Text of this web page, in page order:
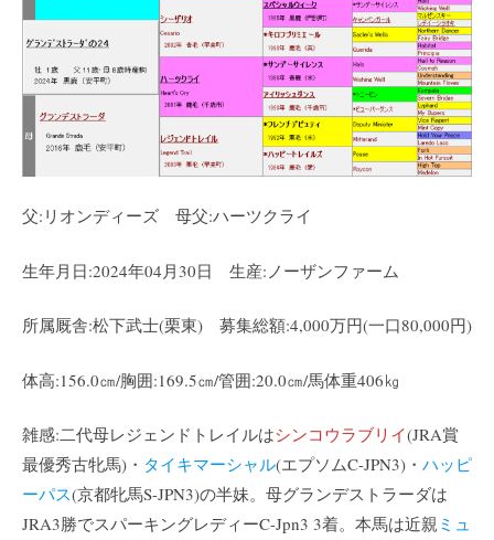
父:リオンディーズ 母父:ハーツクライ
生年月日:2024年04月30日 生産:ノーザンファーム
所属厩舎:松下武士(栗東) 募集総額:4,000万円(一口80,000円)
体高:156.0㎝/胸囲:169.5㎝/管囲:20.0㎝/馬体重406㎏
雑感:二代母レジェンドトレイルはシンコウラブリイ(JRA賞
最優秀古牝馬)・ タイキマーシャル(エプソムC-JPN3)・ ハッピ
ーパス(京都牝馬S-JPN3)の半妹。母グランデストラーダは
JRA3勝でスパーキングレディーC-Jpn3 3着。本馬は近親 ミュ